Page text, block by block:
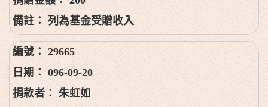
列為基金受贈收入
29665
096-09-20
朱虹如